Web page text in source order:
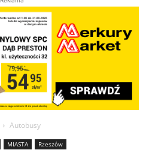
Autobusy
MIASTA Rzeszów